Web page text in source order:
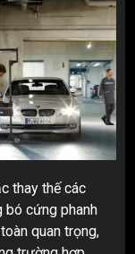
thay thế các
bó cứng phanh
quan trọng,